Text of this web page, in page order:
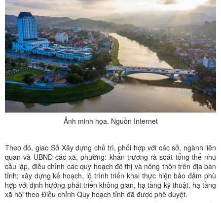
Ảnh minh họa. Nguồn Internet
Theo đó, giao Sở Xây dựng chủ trì, phối hợp với các sở, ngành liên
quan và UBND các xã, phường: khẩn trương rà soát tổng thể nhu
cầu lập, điều chỉnh các quy hoạch đô thị và nông thôn trên địa bàn
tỉnh; xây dựng kế hoạch, lộ trình triển khai thực hiện bảo đảm phù
hợp với định hướng phát triển không gian, hạ tầng kỹ thuật, hạ tầng
xã hội theo Điều chỉnh Quy hoạch tỉnh đã được phê duyệt.